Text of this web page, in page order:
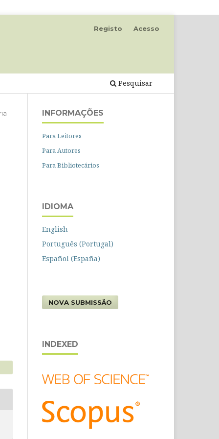
Pesquisar
Registo Acesso
INFORMAÇÕES
Para Leitores
Para Autores
Para Bibliotecários
IDIOMA
English
Português (Portugal)
Español (España)
NOVA SUBMISSÃO
INDEXED